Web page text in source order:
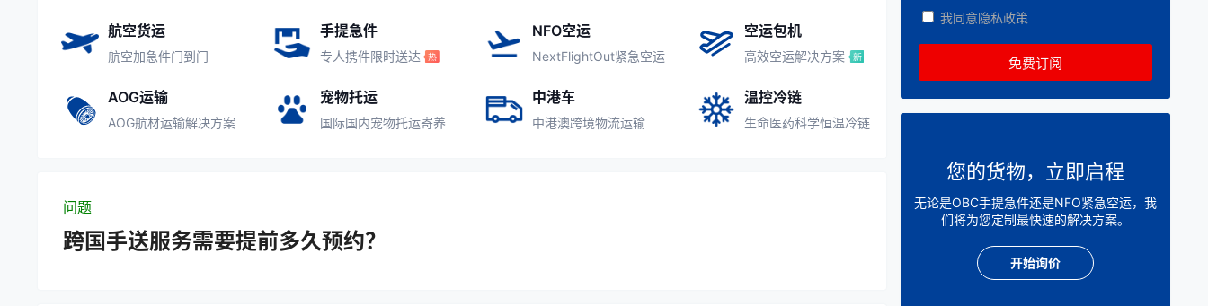
航空货运
航空加急件门到门
手提急件
专人携件限时送达
NFO空运
NextFlightOut紧急空运
空运包机
高效空运解决方案
AOG运输
AOG航材运输解决方案
宠物托运
国际国内宠物托运寄养
中港车
中港澳跨境物流运输
温控冷链
生命医药科学恒温冷链
问题
跨国手送服务需要提前多久预约？
我同意隐私政策
您的货物，立即启程
无论是OBC手提急件还是NFO紧急空运，我
们将为您定制最快速的解决方案。
开始询价